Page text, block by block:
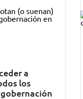
a
los